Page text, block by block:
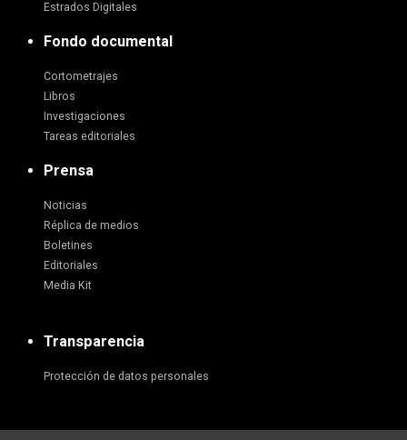
Estrados Digitales
Fondo documental
Cortometrajes
Libros
Investigaciones
Tareas editoriales
Prensa
Noticias
Réplica de medios
Boletines
Editoriales
Media Kit
Transparencia
Protección de datos personales